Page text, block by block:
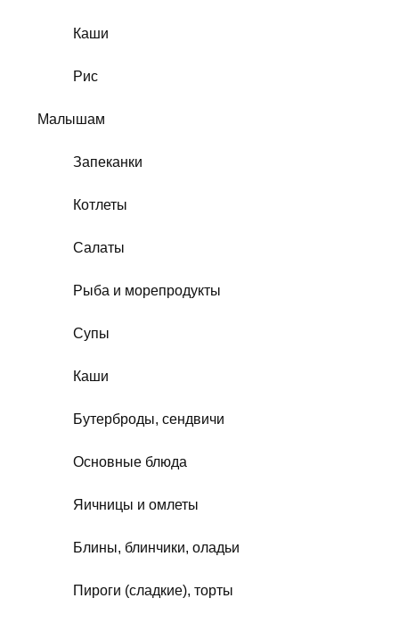
Каши
Рис
Малышам
Запеканки
Котлеты
Салаты
Рыба и морепродукты
Супы
Каши
Бутерброды, сендвичи
Основные блюда
Яичницы и омлеты
Блины, блинчики, оладьи
Пироги (сладкие), торты